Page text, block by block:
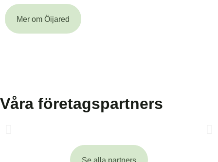
Mer om Öijared
Våra företagspartners
Se alla partners